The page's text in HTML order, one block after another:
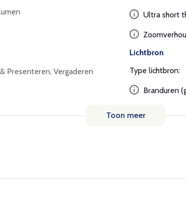
Presenteren, Vergaderen
Ultra short
Lichtbron
Type lichtbron:
Branduren
Toon meer